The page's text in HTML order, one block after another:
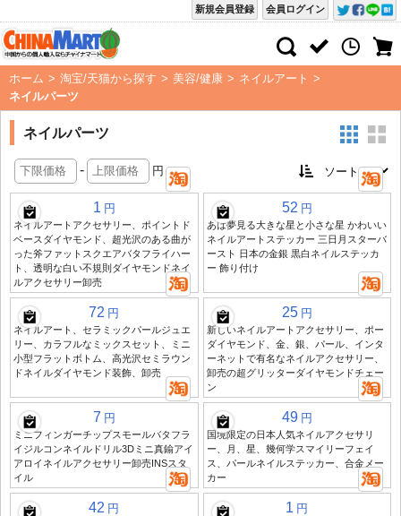
会員ログイン
新規会員登録
ホーム > 淘宝/天猫から探す > 美容/健康 > ネイルアート >
ネイルパーツ
ネイルパーツ
- 円
1 円
ネイルアートアクセサリー、ポイントド
ベースダイヤモンド、超光沢のある曲が
った斧ファットスクエアバタフライハー
ト、透明な白い不規則ダイヤモンドネイ
ルアクセサリー卸売
52 円
あは夢見る大きな星と小さな星 かわいい
ネイルアートステッカー 三日月スターバ
ースト 日本の金銀 黒白ネイルステッカ
ー 飾り付け
72 円
ネイルアート、セラミックパールジュエ
リー、カラフルなミックスセット、ミニ
小型フラットボトム、高光沢セミラウン
ドネイルダイヤモンド装飾、卸売
25 円
新しいネイルアートアクセサリー、ポー
ダイヤモンド、金、銀、パール、インタ
ーネットで有名なネイルアクセサリー、
卸売の超グリッターダイヤモンドチェー
ン
7 円
ミニフィンガーチップスモールバタフラ
イジルコンネイルドリル3Dミニ真鍮アイ
アロイネイルアクセサリー卸売INSスタ
イル
49 円
国境限定の日本人気ネイルアクセサリ
ー、月、星、幾何学スマイリーフェイ
ス、パールネイルステッカー、合金メー
カー
42 円 1 円